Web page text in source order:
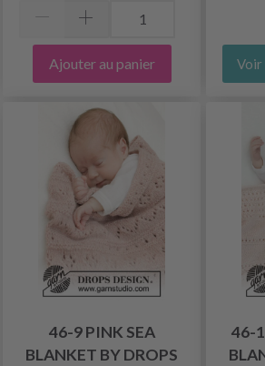
Ajouter au panier Voir
46-9 PINK SEA
BLANKET BY DROPS
46-